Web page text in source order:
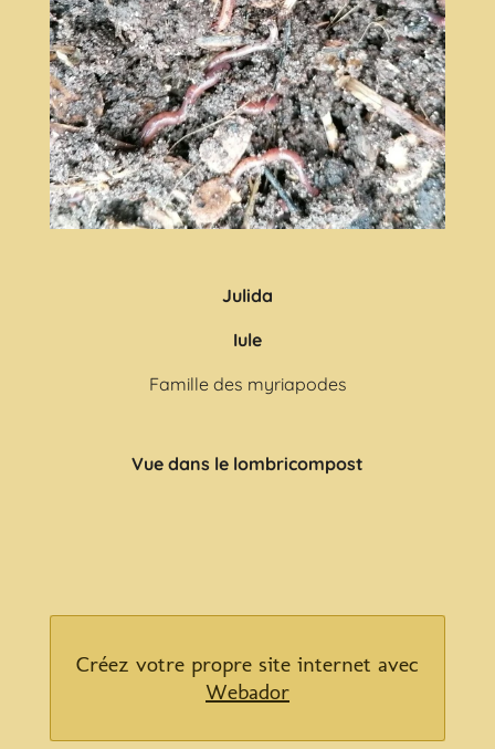
Julida
Iule
Famille des myriapodes
Vue dans le lombricompost
Créez votre propre site internet avec
Webador